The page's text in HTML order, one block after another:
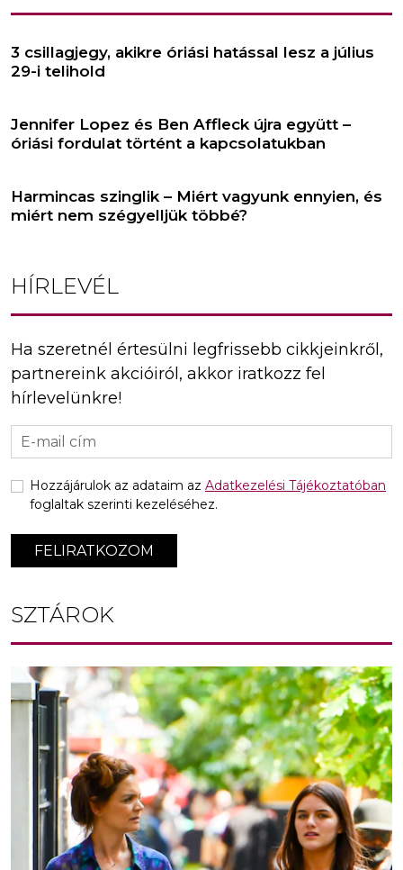
3 csillagjegy, akikre óriási hatással lesz a július
29-i telihold
Jennifer Lopez és Ben Affleck újra együtt –
óriási fordulat történt a kapcsolatukban
Harmincas szinglik – Miért vagyunk ennyien, és
miért nem szégyelljük többé?
HÍRLEVÉL
Ha szeretnél értesülni legfrissebb cikkjeinkről,
partnereink akcióiról, akkor iratkozz fel
hírlevelünkre!
FELIRATKOZOM
Hozzájárulok az adataim az Adatkezelési Tájékoztatóban
foglaltak szerinti kezeléséhez.
SZTÁROK